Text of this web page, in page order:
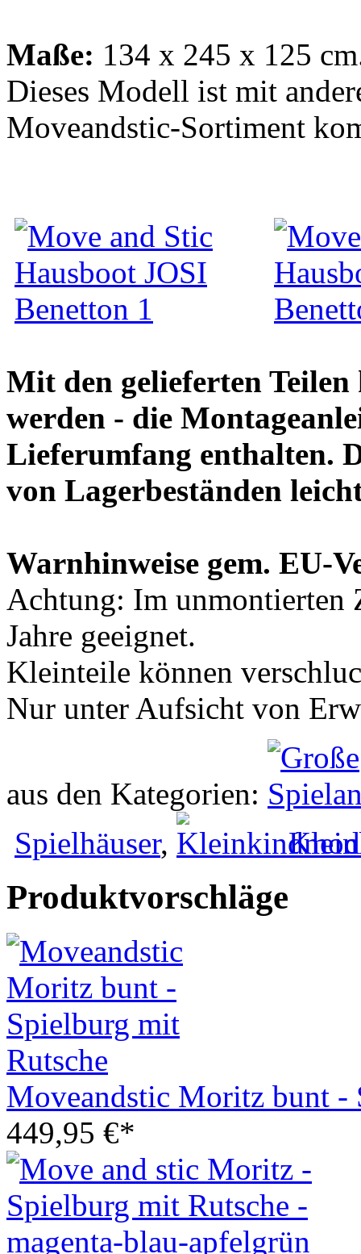
Maße: 134 x 245 x 125
Dieses Modell ist mit
Moveandstic-Sortiment
Mit den gelieferten
werden - die
Lieferumfang enthalten.
von Lagerbeständen
Warnhinweise gem. EU-
Achtung: Im unmontierten
Jahre geeignet.
Kleinteile können
Nur unter Aufsicht von
aus den Kategorien:
Spielhäuser,
Produktvorschläge
Moveandstic Moritz bunt -
449,95 €*